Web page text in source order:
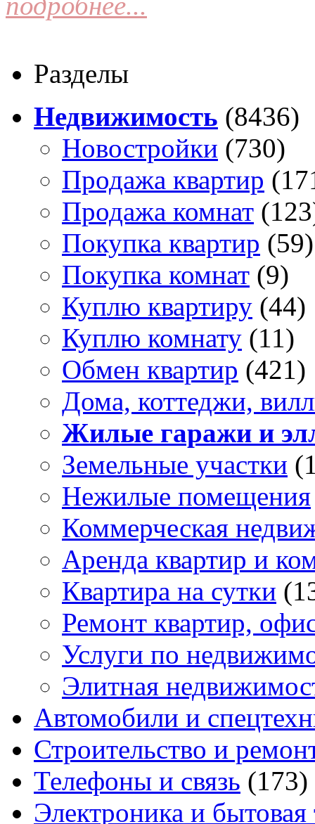
Разделы
Недвижимость (8436)
Новостройки (730)
Продажа квартир
Продажа комнат
Покупка квартир (59)
Покупка комнат (9)
Куплю квартиру (44)
Куплю комнату (11)
Обмен квартир (421)
Дома, коттеджи,
Жилые гаражи и
Земельные участки
Нежилые помещения
Коммерческая
Аренда квартир и
Квартира на сутки
Ремонт квартир,
Услуги по
Элитная
Автомобили и
Строительство и
Телефоны и связь (173)
Электроника и бытовая